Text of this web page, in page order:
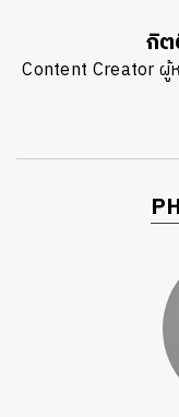
กิ
Content Creator ผู้